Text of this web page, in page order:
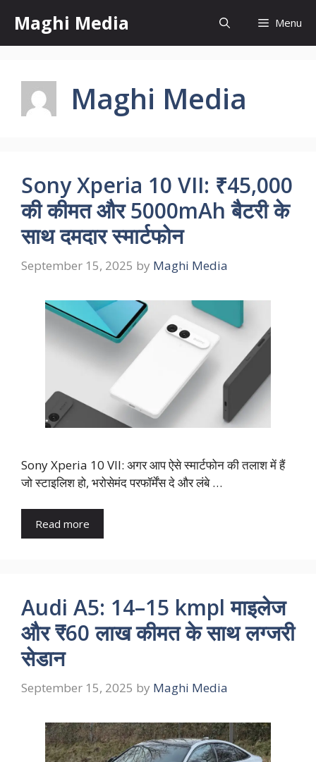
content
Maghi Media Menu
Maghi Media
Sony Xperia 10 VII: ₹45,000
की कीमत और 5000mAh बैटरी के
साथ दमदार स्मार्टफोन
September 15, 2025 by Maghi Media
Sony Xperia 10 VII: अगर आप ऐसे स्मार्टफोन की तलाश में हैं
जो स्टाइलिश हो, भरोसेमंद परफॉर्मेंस दे और लंबे …
Read more
Audi A5: 14–15 kmpl माइलेज
और ₹60 लाख कीमत के साथ लग्जरी
सेडान
September 15, 2025 by Maghi Media